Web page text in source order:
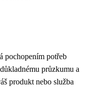
pochopením potřeb
průzkumu a
produkt nebo služba